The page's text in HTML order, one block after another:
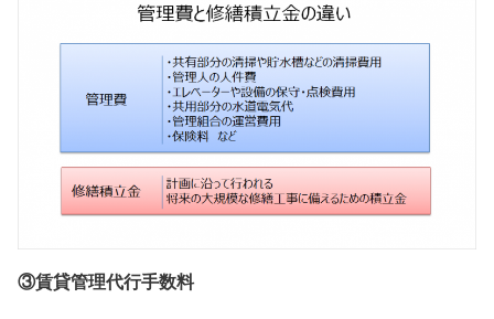
③賃貸管理代行手数料